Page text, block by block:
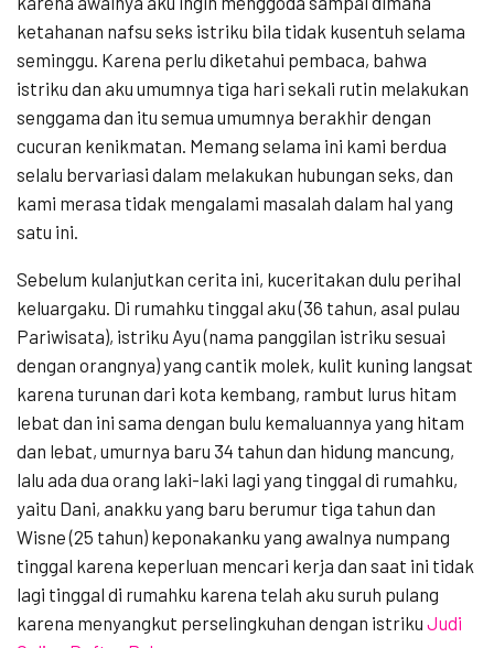
ketahanan nafsu seks istriku bila tidak kusentuh selama
seminggu. Karena perlu diketahui pembaca, bahwa
istriku dan aku umumnya tiga hari sekali rutin melakukan
senggama dan itu semua umumnya berakhir dengan
cucuran kenikmatan. Memang selama ini kami berdua
selalu bervariasi dalam melakukan hubungan seks, dan
kami merasa tidak mengalami masalah dalam hal yang
satu ini.
Sebelum kulanjutkan cerita ini, kuceritakan dulu perihal
keluargaku. Di rumahku tinggal aku (36 tahun, asal pulau
Pariwisata), istriku Ayu (nama panggilan istriku sesuai
dengan orangnya) yang cantik molek, kulit kuning langsat
karena turunan dari kota kembang, rambut lurus hitam
lebat dan ini sama dengan bulu kemaluannya yang hitam
dan lebat, umurnya baru 34 tahun dan hidung mancung,
lalu ada dua orang laki-laki lagi yang tinggal di rumahku,
yaitu Dani, anakku yang baru berumur tiga tahun dan
Wisne (25 tahun) keponakanku yang awalnya numpang
tinggal karena keperluan mencari kerja dan saat ini tidak
lagi tinggal di rumahku karena telah aku suruh pulang
karena menyangkut perselingkuhan dengan istriku Judi